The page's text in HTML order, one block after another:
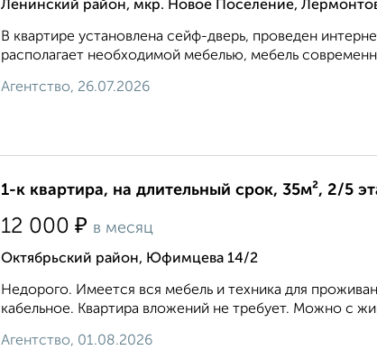
Ленинский район, мкр. Новое Поселение,
В квартире установлена сейф-дверь, проведен
располагает необходимой мебелью, мебель
Агентство, 26.07.2026
1-к квартира, на длительный срок, 35м², 2/5
12 000 ₽ в месяц
Октябрьский район, Юфимцева 14/2
Недорого. Имеется вся мебель и техника для
кабельное. Квартира вложений не требует. Можно с
Агентство, 01.08.2026